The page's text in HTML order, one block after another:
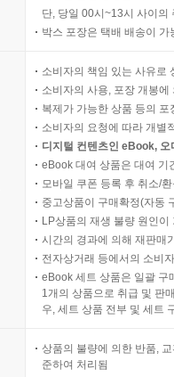
단, 당일 00시~13시 사이의
박스 포장은 택배 배송이
소비자의 책임 있는 사유로
소비자의 사용, 포장 개봉
복제가 가능한 상품 등의
소비자의 요청에 따라 개별
디지털 컨텐츠인 eBook,
eBook 대여 상품은 대여 기
모바일 쿠폰 등록 후 취소/
중고상품이 구매확정(자동
LP상품의 재생 불량 원인
시간의 경과에 의해 재판매
전자상거래 등에서의 소비
eBook 세트 상품은 일괄 구
1개의 상품으로 취급 및 판
우, 세트 상품 전부 및 세트
상품의 불량에 의한 반품,
준하여 처리됨